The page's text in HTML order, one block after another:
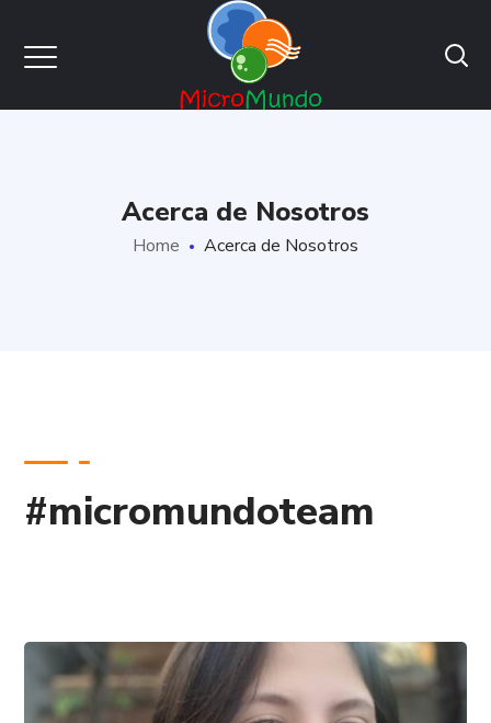
Acerca de Nosotros
Home Acerca de Nosotros
#micromundoteam